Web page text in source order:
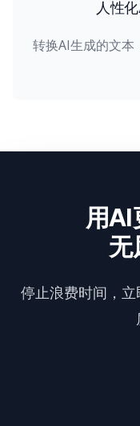
人性
转换AI生成的文本
用AI
无
停止浪费时间，